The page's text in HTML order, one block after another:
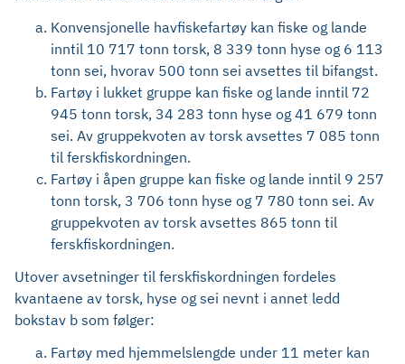
Konvensjonelle havfiskefartøy kan fiske og lande
inntil 10 717 tonn torsk, 8 339 tonn hyse og 6 113
tonn sei, hvorav 500 tonn sei avsettes til bifangst.
Fartøy i lukket gruppe kan fiske og lande inntil 72
945 tonn torsk, 34 283 tonn hyse og 41 679 tonn
sei. Av gruppekvoten av torsk avsettes 7 085 tonn
til ferskfiskordningen.
Fartøy i åpen gruppe kan fiske og lande inntil 9 257
tonn torsk, 3 706 tonn hyse og 7 780 tonn sei. Av
gruppekvoten av torsk avsettes 865 tonn til
ferskfiskordningen.
Utover avsetninger til ferskfiskordningen fordeles
kvantaene av torsk, hyse og sei nevnt i annet ledd
bokstav b som følger:
Fartøy med hjemmelslengde under 11 meter kan